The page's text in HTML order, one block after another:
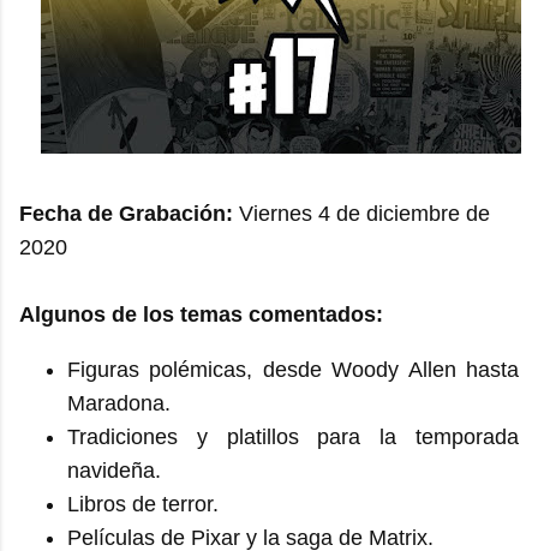
Fecha de Grabación: Viernes 4 de diciembre de
2020
Algunos de los temas comentados:
Figuras polémicas, desde Woody Allen hasta
Maradona.
Tradiciones y platillos para la temporada
navideña.
Libros de terror.
Películas de Pixar y la saga de Matrix.